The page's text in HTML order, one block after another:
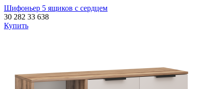
Шифоньер 5 ящиков с сердцем
30 282 33 638
Купить